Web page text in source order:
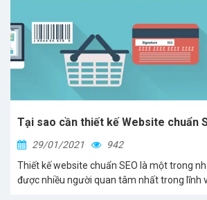
Tại sao cần thiết kế Website chuẩn
29/01/2021
942
Thiết kế website chuẩn SEO là một trong
được nhiều người quan tâm nhất trong lĩnh